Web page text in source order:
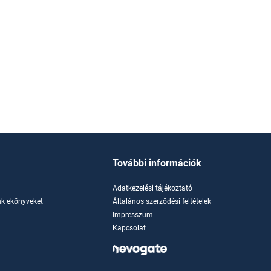
ekönyveket
További információk
Adatkezelési tájékoztató
Általános szerződési feltételek
Impresszum
Kapcsolat